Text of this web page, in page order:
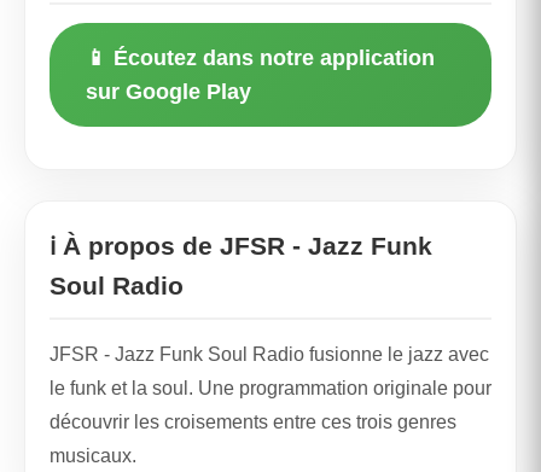
📱 Écoutez dans notre application
sur Google Play
ℹ️ À propos de JFSR - Jazz Funk
Soul Radio
JFSR - Jazz Funk Soul Radio fusionne le jazz avec
le funk et la soul. Une programmation originale pour
découvrir les croisements entre ces trois genres
musicaux.